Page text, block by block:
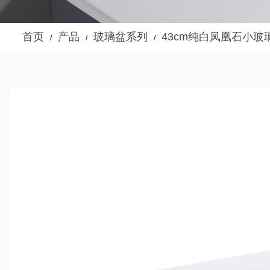
首页 / 产品 / 玻璃盆系列 / 43cm纯白凤凰石小玻